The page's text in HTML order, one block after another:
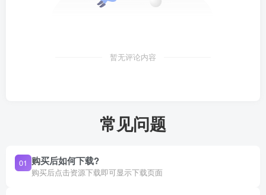
暂无评论内容
常见问题
01 购买后如何下载?
购买后点击资源下载即可显示下载页面